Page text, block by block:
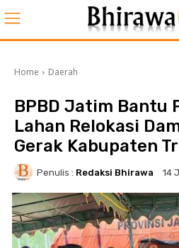
Home Daerah
BPBD Jatim Bantu
Lahan Relokasi
Gerak Kabupaten
Penulis : Redaksi Bhirawa 14